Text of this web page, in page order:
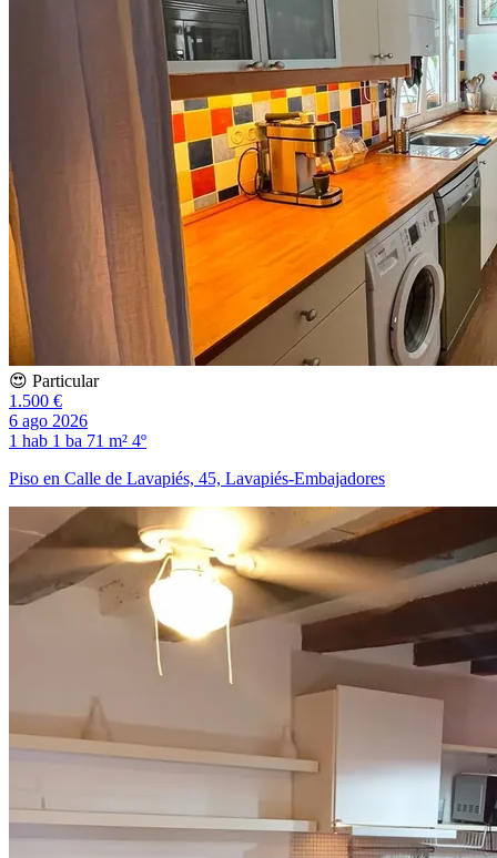
😍 Particular
1.500 €
6 ago 2026
1 hab 1 ba 71 m² 4º
Piso en Calle de Lavapiés, 45, Lavapiés-Embajadores